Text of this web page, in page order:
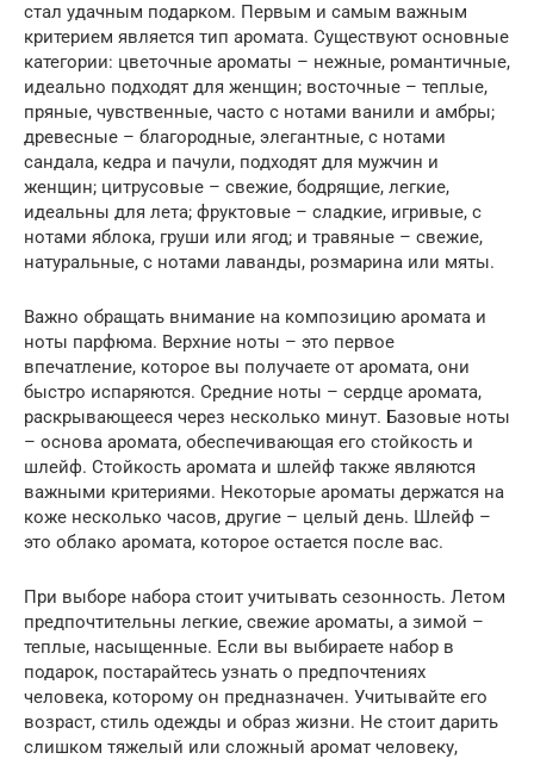
стал удачным подарком. Первым и самым важным
критерием является тип аромата. Существуют основные
категории: цветочные ароматы – нежные, романтичные,
идеально подходят для женщин; восточные – теплые,
пряные, чувственные, часто с нотами ванили и амбры;
древесные – благородные, элегантные, с нотами
сандала, кедра и пачули, подходят для мужчин и
женщин; цитрусовые – свежие, бодрящие, легкие,
идеальны для лета; фруктовые – сладкие, игривые, с
нотами яблока, груши или ягод; и травяные – свежие,
натуральные, с нотами лаванды, розмарина или мяты.
Важно обращать внимание на композицию аромата и
ноты парфюма. Верхние ноты – это первое
впечатление, которое вы получаете от аромата, они
быстро испаряются. Средние ноты – сердце аромата,
раскрывающееся через несколько минут. Базовые ноты
– основа аромата, обеспечивающая его стойкость и
шлейф. Стойкость аромата и шлейф также являются
важными критериями. Некоторые ароматы держатся на
коже несколько часов, другие – целый день. Шлейф –
это облако аромата, которое остается после вас.
При выборе набора стоит учитывать сезонность. Летом
предпочтительны легкие, свежие ароматы, а зимой –
теплые, насыщенные. Если вы выбираете набор в
подарок, постарайтесь узнать о предпочтениях
человека, которому он предназначен. Учитывайте его
возраст, стиль одежды и образ жизни. Не стоит дарить
слишком тяжелый или сложный аромат человеку,